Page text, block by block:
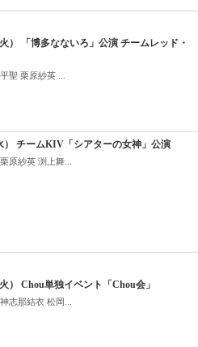
） 「博多なないろ」公演 チームレッド・
聖 栗原紗英 ...
） チームKIV「シアターの女神」公演
原紗英 渕上舞...
） Chou単独イベント「Chou会」
志那結衣 松岡...